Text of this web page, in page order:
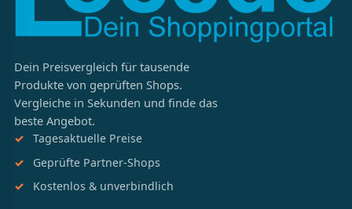
Dein Preisvergleich für tausende
Produkte von geprüften Shops.
Vergleiche in Sekunden und finde das
beste Angebot.
Tagesaktuelle Preise
Geprüfte Partner-Shops
Kostenlos & unverbindlich